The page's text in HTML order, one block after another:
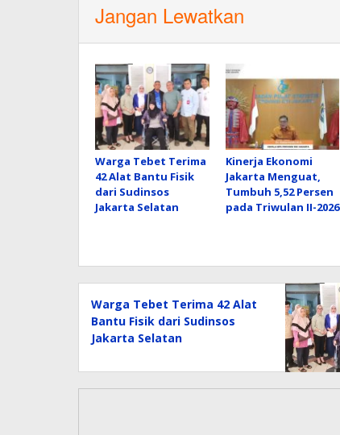
Jangan Lewatkan
Warga Tebet Terima
42 Alat Bantu Fisik
dari Sudinsos
Jakarta Selatan
Kinerja Ekonomi
Jakarta Menguat,
Tumbuh 5,52 Persen
pada Triwulan II-2026
Warga Tebet Terima 42 Alat
Bantu Fisik dari Sudinsos
Jakarta Selatan